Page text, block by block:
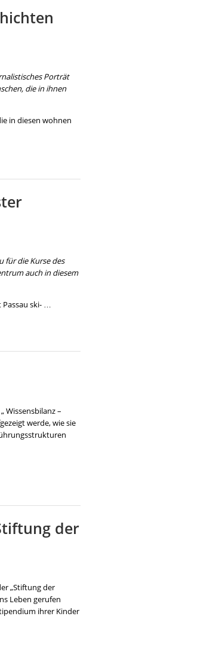
Porträt
die in ihnen
in diesen wohnen
für die Kurse des
auch in diesem
Passau ski- …
Wissensbilanz –
werde, wie sie
der
„Stiftung der
Leben gerufen
ihrer Kinder